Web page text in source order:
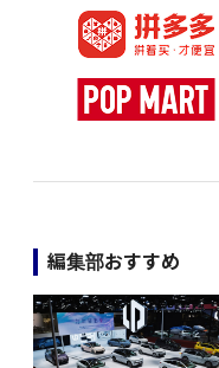
編集部おすすめ